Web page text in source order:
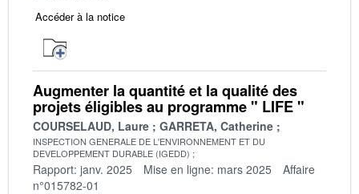
Accéder à la notice
Augmenter la quantité et la qualité des
projets éligibles au programme " LIFE "
COURSELAUD, Laure GARRETA, Catherine
INSPECTION GENERALE DE L'ENVIRONNEMENT ET DU
DEVELOPPEMENT DURABLE (IGEDD)
Rapport: janv. 2025 Mise en ligne: mars 2025
Affaire
n°015782-01